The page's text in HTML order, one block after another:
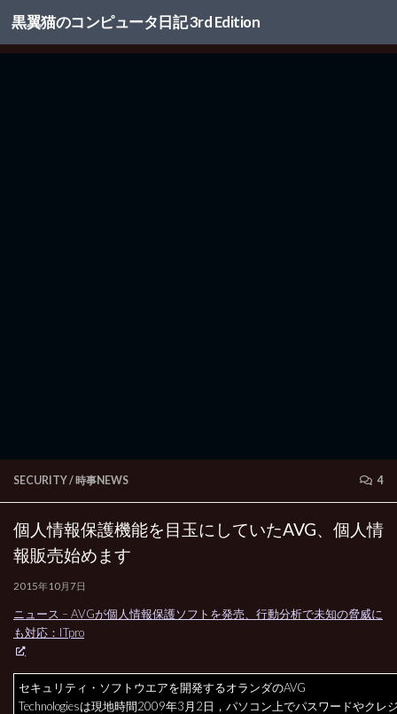
コンテンツへスキップ
黒翼猫のコンピュータ日記 3rd Edition
SECURITY/時事NEWS 4
個人情報保護機能を目玉にしていたAVG、個人情
報販売始めます
2015年10月7日
ニュース – AVGが個人情報保護ソフトを発売、行動分析で未知の脅威に
も対応：ITpro
セキュリティ・ソフトウエアを開発するオランダのAVG
Technologiesは現地時間2009年3月2日，パソコン上でパスワードやクレ